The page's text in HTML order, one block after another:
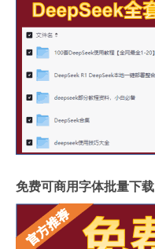
免费可商用字体批量下载